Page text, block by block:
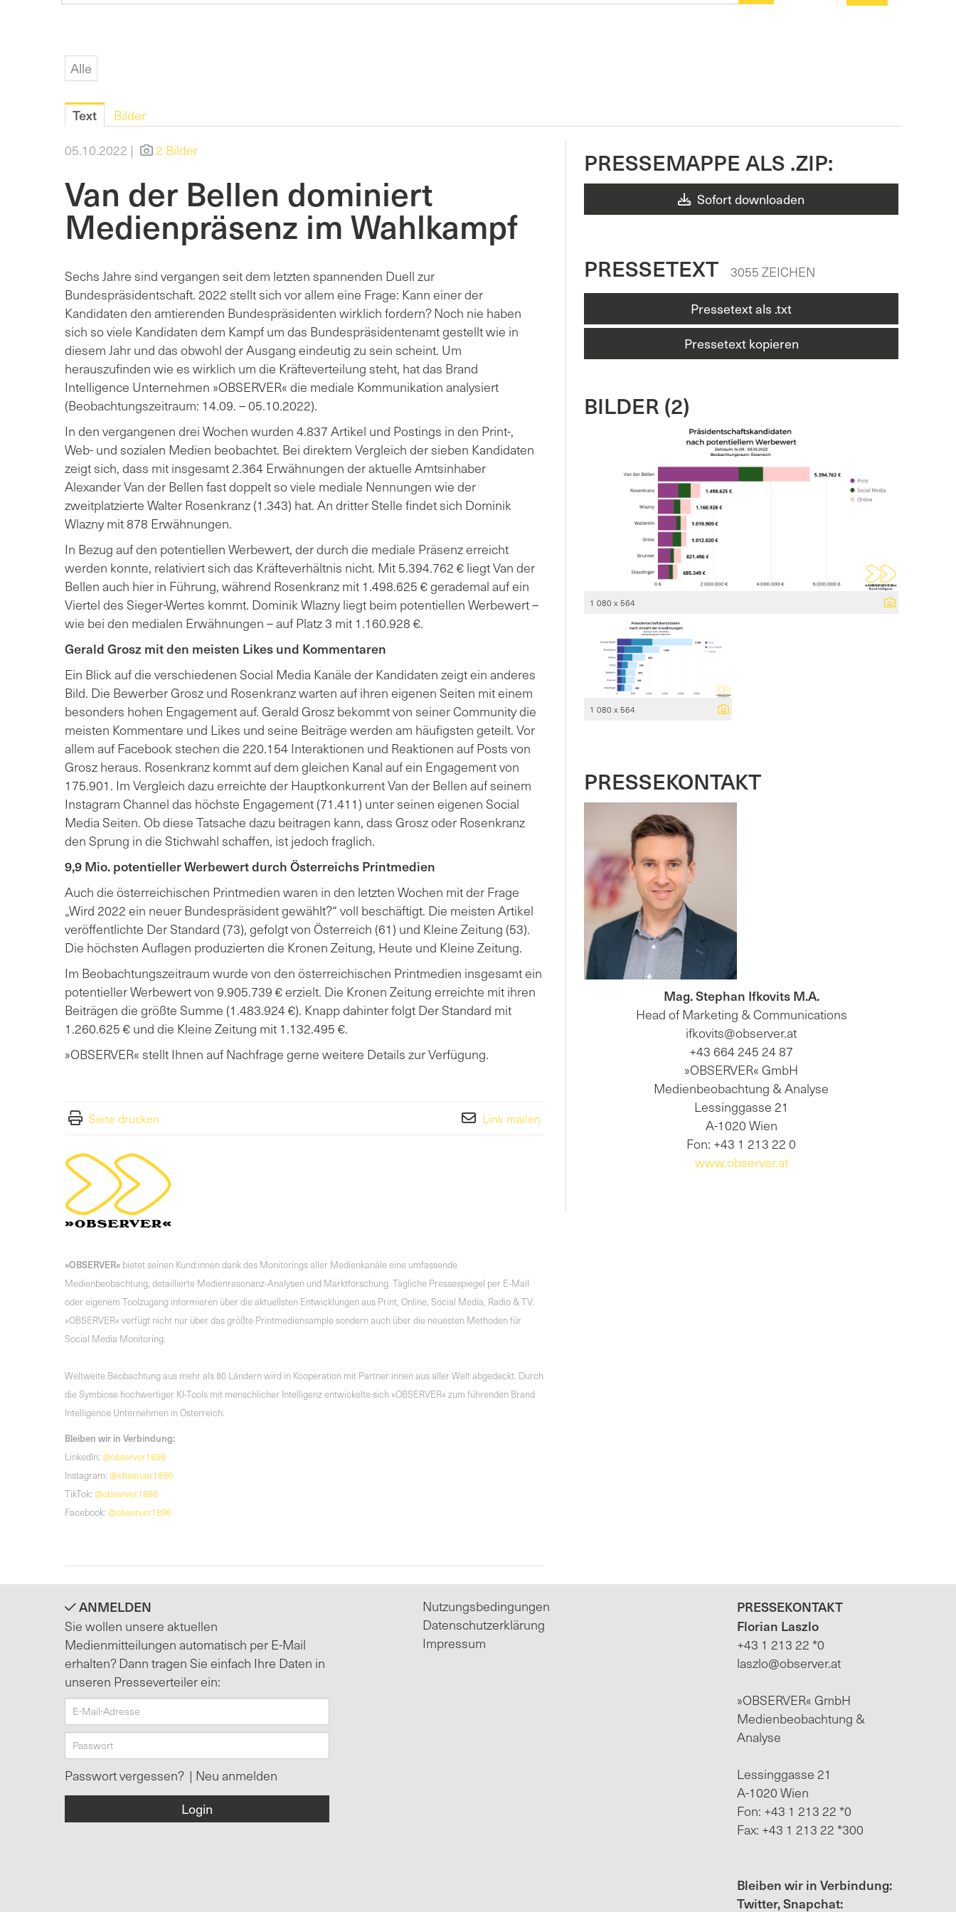
Alle
Text
Bilder
05.10.2022 |
2 Bilder
Van der Bellen dominiert
Medienpräsenz im Wahlkampf
Sechs Jahre sind vergangen seit dem letzten spannenden Duell zur
Bundespräsidentschaft. 2022 stellt sich vor allem eine Frage: Kann einer der
Kandidaten den amtierenden Bundespräsidenten wirklich fordern? Noch nie haben
sich so viele Kandidaten dem Kampf um das Bundespräsidentenamt gestellt wie in
diesem Jahr und das obwohl der Ausgang eindeutig zu sein scheint. Um
herauszufinden wie es wirklich um die Kräfteverteilung steht, hat das Brand
Intelligence Unternehmen »OBSERVER« die mediale Kommunikation analysiert
(Beobachtungszeitraum: 14.09. – 05.10.2022).
In den vergangenen drei Wochen wurden 4.837 Artikel und Postings in den Print-,
Web- und sozialen Medien beobachtet. Bei direktem Vergleich der sieben Kandidaten
zeigt sich, dass mit insgesamt 2.364 Erwähnungen der aktuelle Amtsinhaber
Alexander Van der Bellen fast doppelt so viele mediale Nennungen wie der
zweitplatzierte Walter Rosenkranz (1.343) hat. An dritter Stelle findet sich Dominik
Wlazny mit 878 Erwähnungen.
In Bezug auf den potentiellen Werbewert, der durch die mediale Präsenz erreicht
werden konnte, relativiert sich das Kräfteverhältnis nicht. Mit 5.394.762 € liegt Van der
Bellen auch hier in Führung, während Rosenkranz mit 1.498.625 € gerademal auf ein
Viertel des Sieger-Wertes kommt. Dominik Wlazny liegt beim potentiellen Werbewert –
wie bei den medialen Erwähnungen – auf Platz 3 mit 1.160.928 €.
Gerald Grosz mit den meisten Likes und Kommentaren
Ein Blick auf die verschiedenen Social Media Kanäle der Kandidaten zeigt ein anderes
Bild. Die Bewerber Grosz und Rosenkranz warten auf ihren eigenen Seiten mit einem
besonders hohen Engagement auf. Gerald Grosz bekommt von seiner Community die
meisten Kommentare und Likes und seine Beiträge werden am häufigsten geteilt. Vor
allem auf Facebook stechen die 220.154 Interaktionen und Reaktionen auf Posts von
Grosz heraus. Rosenkranz kommt auf dem gleichen Kanal auf ein Engagement von
175.901. Im Vergleich dazu erreichte der Hauptkonkurrent Van der Bellen auf seinem
Instagram Channel das höchste Engagement (71.411) unter seinen eigenen Social
Media Seiten. Ob diese Tatsache dazu beitragen kann, dass Grosz oder Rosenkranz
den Sprung in die Stichwahl schaffen, ist jedoch fraglich.
9,9 Mio. potentieller Werbewert durch Österreichs Printmedien
Auch die österreichischen Printmedien waren in den letzten Wochen mit der Frage
„Wird 2022 ein neuer Bundespräsident gewählt?“ voll beschäftigt. Die meisten Artikel
veröffentlichte Der Standard (73), gefolgt von Österreich (61) und Kleine Zeitung (53).
Die höchsten Auflagen produzierten die Kronen Zeitung, Heute und Kleine Zeitung.
Im Beobachtungszeitraum wurde von den österreichischen Printmedien insgesamt ein
potentieller Werbewert von 9.905.739 € erzielt. Die Kronen Zeitung erreichte mit ihren
Beiträgen die größte Summe (1.483.924 €). Knapp dahinter folgt Der Standard mit
1.260.625 € und die Kleine Zeitung mit 1.132.495 €.
»OBSERVER« stellt Ihnen auf Nachfrage gerne weitere Details zur Verfügung.
Seite drucken Link mailen
»OBSERVER« bietet seinen Kund:innen dank des Monitorings aller Medienkanäle eine umfassende
Medienbeobachtung, detaillierte Medienresonanz-Analysen und Marktforschung. Tägliche Pressespiegel per E-Mail
oder eigenem Toolzugang informieren über die aktuellsten Entwicklungen aus Print, Online, Social Media, Radio & TV.
»OBSERVER« verfügt nicht nur über das größte Printmediensample sondern auch über die neuesten Methoden für
Social Media Monitoring.
Weltweite Beobachtung aus mehr als 80 Ländern wird in Kooperation mit Partner:innen aus aller Welt abgedeckt. Durch
die Symbiose hochwertiger KI-Tools mit menschlicher Intelligenz entwickelte sich »OBSERVER« zum führenden Brand
Intelligence Unternehmen in Österreich.
Bleiben wir in Verbindung:
LinkedIn: @observer1896
Instagram: @observer1896
TikTok: @observer1896
Facebook: @observer1896
PRESSEMAPPE ALS .ZIP:
Sofort downloaden
PRESSETEXT
3055 ZEICHEN
Pressetext als .txt
Pressetext kopieren
BILDER (2)
1 080 x 564
1 080 x 564
PRESSEKONTAKT
Mag. Stephan Ifkovits M.A.
Head of Marketing & Communications
ifkovits@observer.at
+43 664 245 24 87
»OBSERVER« GmbH
Medienbeobachtung & Analyse
Lessinggasse 21
A-1020 Wien
Fon: +43 1 213 22 0
www.observer.at
ANMELDEN
Sie wollen unsere aktuellen
Medienmitteilungen automatisch per E-Mail
erhalten? Dann tragen Sie einfach Ihre Daten in
unseren Presseverteiler ein:
Passwort vergessen? | Neu anmelden
Nutzungsbedingungen
Datenschutzerklärung
Impressum
PRESSEKONTAKT
Florian Laszlo
+43 1 213 22 *0
laszlo@observer.at
»OBSERVER« GmbH
Medienbeobachtung &
Analyse
Lessinggasse 21
A-1020 Wien
Fon: +43 1 213 22 *0
Fax: +43 1 213 22 *300
Bleiben wir in Verbindung:
Twitter, Snapchat: